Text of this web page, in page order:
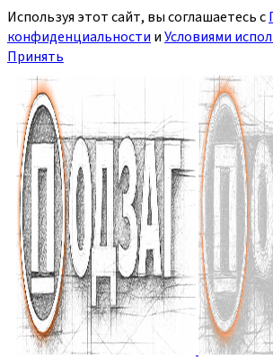
Используя этот сайт, вы соглашаетесь с
конфиденциальности иУсловиями
Принять